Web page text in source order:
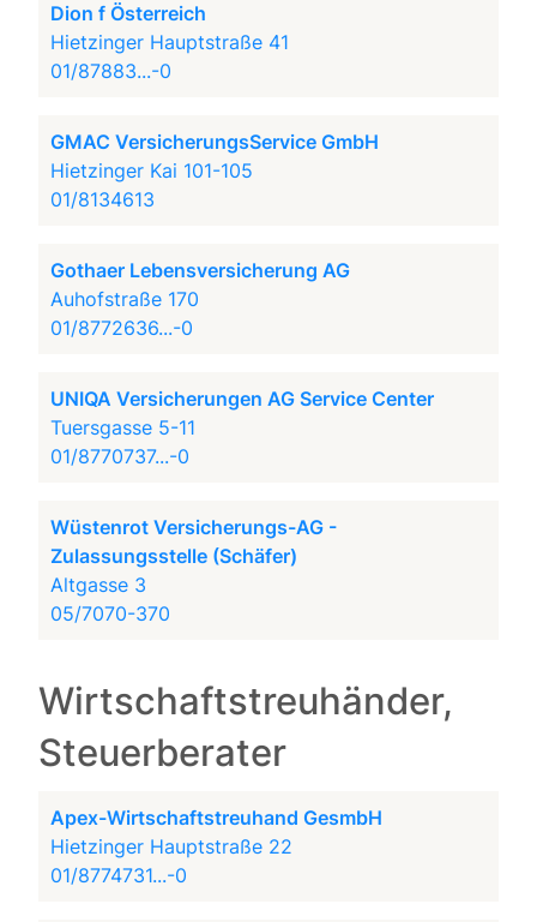
Dion f Österreich
Hietzinger Hauptstraße 41
01/87883...-0
GMAC VersicherungsService GmbH
Hietzinger Kai 101-105
01/8134613
Gothaer Lebensversicherung AG
Auhofstraße 170
01/8772636...-0
UNIQA Versicherungen AG Service Center
Tuersgasse 5-11
01/8770737...-0
Wüstenrot Versicherungs-AG -
Zulassungsstelle (Schäfer)
Altgasse 3
05/7070-370
Wirtschaftstreuhänder,
Steuerberater
Apex-Wirtschaftstreuhand GesmbH
Hietzinger Hauptstraße 22
01/8774731...-0